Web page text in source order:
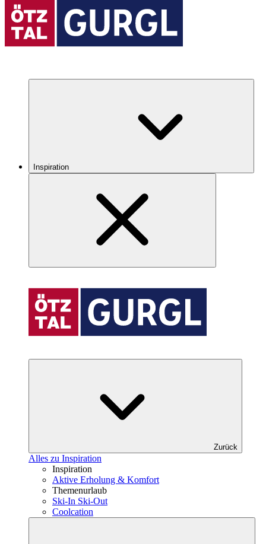
Inspiration
Zurück
Alles zu Inspiration
Inspiration
Aktive Erholung & Komfort
Themenurlaub
Ski-In Ski-Out
Coolcation